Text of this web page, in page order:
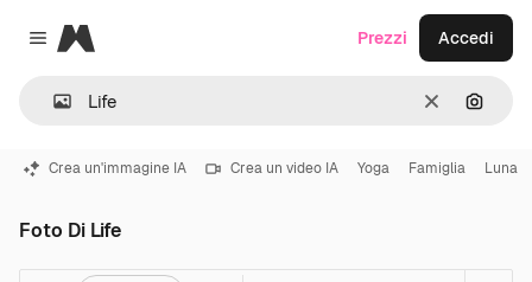
Close menu
Magnific
CancellaCerca
Prezzi Accedi
Crea un'immagine IA Crea un video IA Yoga Famiglia Luna
Foto Di Life